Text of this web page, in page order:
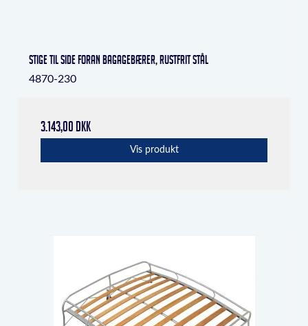
Stige til side foran bagagebærer, rustfrit stål
4870-230
3.143,00 DKK
Vis produkt